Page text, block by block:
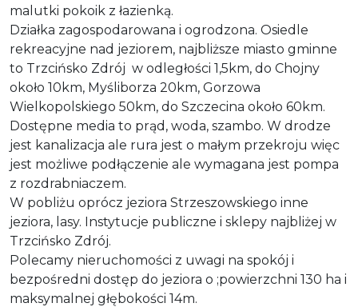
malutki pokoik z łazienką.
Działka zagospodarowana i ogrodzona. Osiedle
rekreacyjne nad jeziorem, najbliższe miasto gminne
to Trzcińsko Zdrój w odległości 1,5km, do Chojny
około 10km, Myśliborza 20km, Gorzowa
Wielkopolskiego 50km, do Szczecina około 60km.
Dostępne media to prąd, woda, szambo. W drodze
jest kanalizacja ale rura jest o małym przekroju więc
jest możliwe podłączenie ale wymagana jest pompa
z rozdrabniaczem.
W pobliżu oprócz jeziora Strzeszowskiego inne
jeziora, lasy. Instytucje publiczne i sklepy najbliżej w
Trzcińsko Zdrój.
Polecamy nieruchomości z uwagi na spokój i
bezpośredni dostęp do jeziora o ;powierzchni 130 ha i
maksymalnej głębokości 14m.